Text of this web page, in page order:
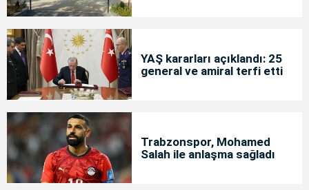
YAŞ kararları açıklandı: 25
general ve amiral terfi etti
Trabzonspor, Mohamed
Salah ile anlaşma sağladı